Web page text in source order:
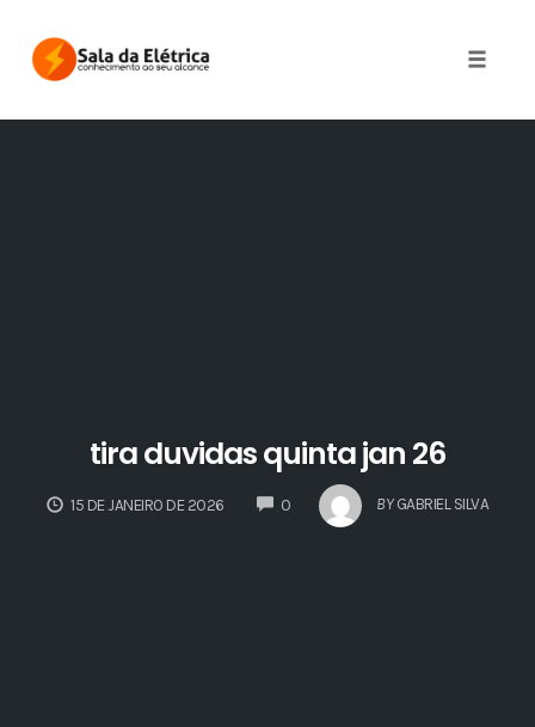
content
tira duvidas quinta jan 26
15 DE JANEIRO DE 2026 0COMMENTS BY GABRIEL SILVA